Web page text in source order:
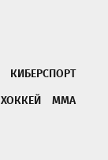
КИБЕРСПОРТ
ХОККЕЙ
ММА